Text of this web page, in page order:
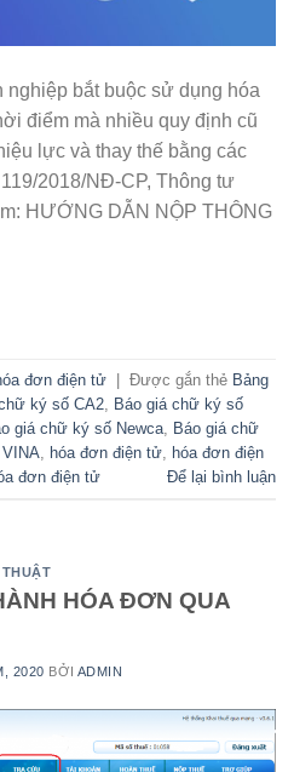
nghiệp bắt buộc sử dụng hóa
điểm mà nhiều quy định cũ
lực và thay thế bằng các
2018/NĐ-CP, Thông tư
HƯỚNG DẪN NỘP THÔNG
đơn điện tử | Được gắn thẻ Bảng
ký số CA2 Báo giá chữ ký số
giá chữ ký số Newca Báo giá chữ
hóa đơn điện tử hóa đơn điện
đơn điện tử Để lại bình luận
HÓA ĐƠN QUA
2020 BỞI ADMIN